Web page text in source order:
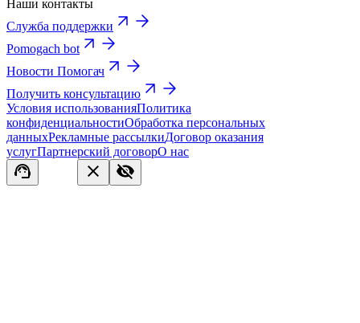
Наши контакты
Служба поддержки
Pomogach bot
Новости Помогач
Получить консультацию
Условия использованияПолитика
конфиденциальностиОбработка персональных
данныхРекламные рассылкиДоговор оказания
услугПартнерский договорО нас